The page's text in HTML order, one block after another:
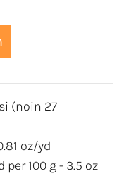
(noin 27
oz/yd
100 g - 3.5 oz